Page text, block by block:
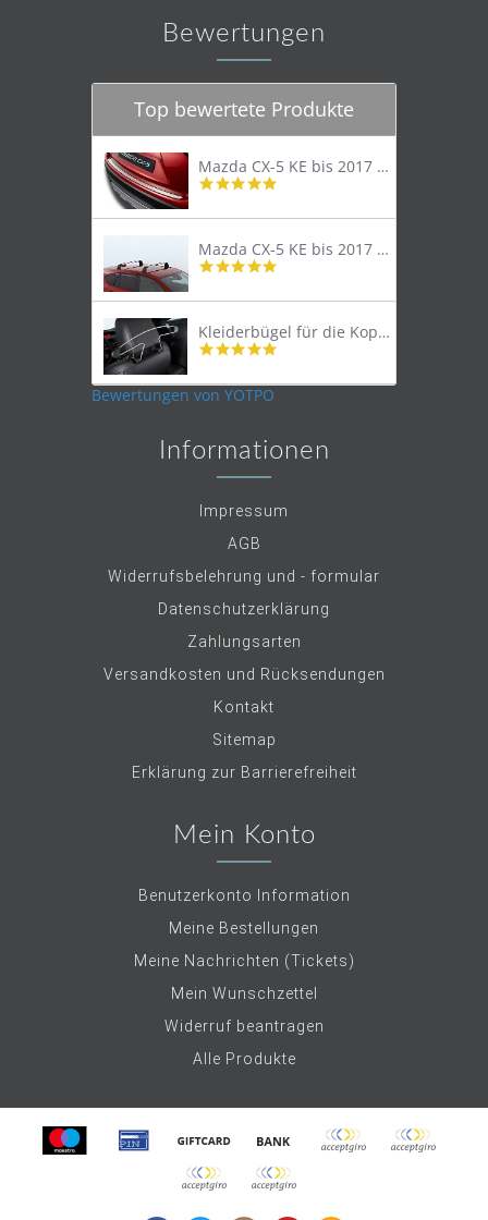
Bewertungen
Top bewertete Produkte
Mazda CX-5 KE bis 2017 Trittschutzleiste Edelstahl original
4.8
rating
Mazda CX-5 KE bis 2017 Lastenträger Dachträger
4.9
rating
Kleiderbügel für die Kopfstütze
4.9
rating
Bewertungen von YOTPO
Informationen
Impressum
AGB
Widerrufsbelehrung und - formular
Datenschutzerklärung
Zahlungsarten
Versandkosten und Rücksendungen
Kontakt
Sitemap
Erklärung zur Barrierefreiheit
Mein Konto
Benutzerkonto Information
Meine Bestellungen
Meine Nachrichten (Tickets)
Mein Wunschzettel
Widerruf beantragen
Alle Produkte